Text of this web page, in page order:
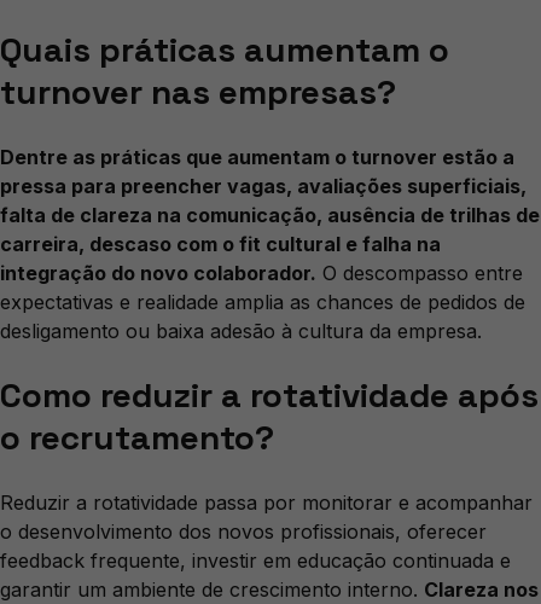
Quais práticas aumentam o
turnover nas empresas?
Dentre as práticas que aumentam o turnover estão a
pressa para preencher vagas, avaliações superficiais,
falta de clareza na comunicação, ausência de trilhas de
carreira, descaso com o fit cultural e falha na
integração do novo colaborador. O descompasso entre
expectativas e realidade amplia as chances de pedidos de
desligamento ou baixa adesão à cultura da empresa.
Como reduzir a rotatividade após
o recrutamento?
Reduzir a rotatividade passa por monitorar e acompanhar
o desenvolvimento dos novos profissionais, oferecer
feedback frequente, investir em educação continuada e
garantir um ambiente de crescimento interno. Clareza nos